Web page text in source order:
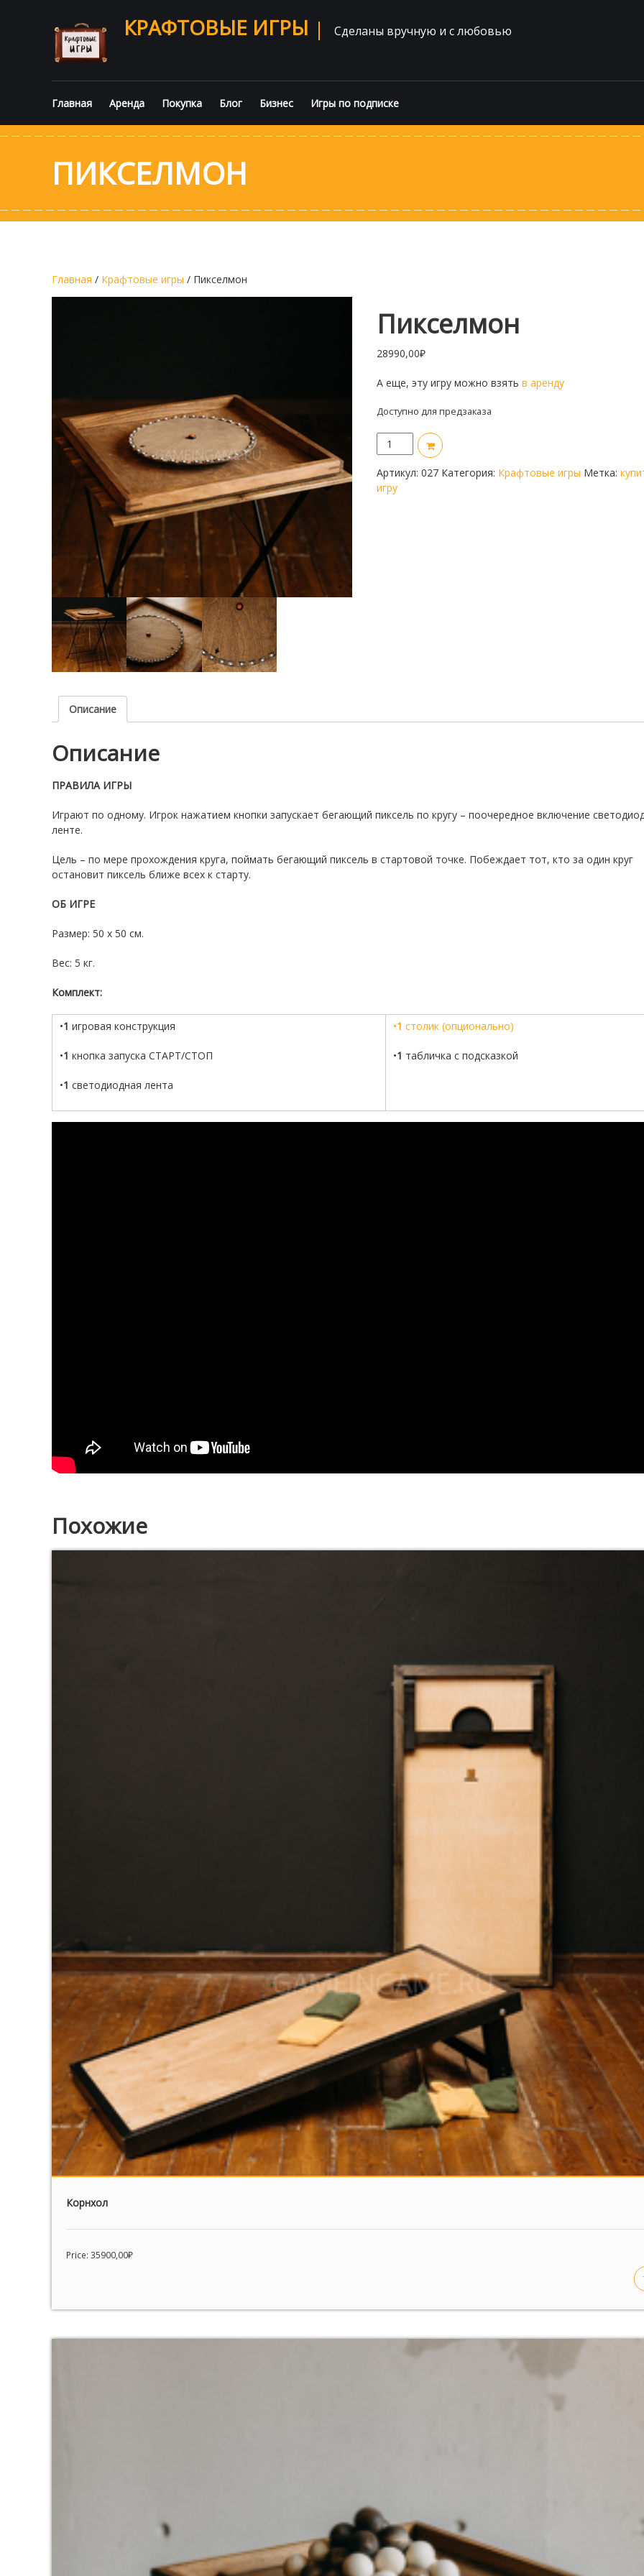
КРАФТОВЫЕ ИГРЫ Сделаны вручную и с любовью
Главная Аренда Покупка Блог Бизнес Игры по подписке
ПИКСЕЛМОН
Главная / Крафтовые игры / Пикселмон
Пикселмон
28990,00₽
А еще, эту игру можно взятьв аренду
Доступно для предзаказа
Количество
товара
Пикселмон
Артикул:027 Категория: Крафтовые игры Метка:
игру
Описание
Описание
ПРАВИЛА ИГРЫ
Играют по одному. Игрок нажатием кнопки запускает бегающий пиксель по кругу – поочередное включение
ленте.
Цель – по мере прохождения круга, поймать бегающий пиксель в стартовой точке. Побеждает тот, кто за один круг
остановит пиксель ближе всех к старту.
ОБ ИГРЕ
Размер: 50 х 50 см.
Вес: 5 кг.
Комплект:
•1 игровая конструкция
•1 кнопка запуска СТАРТ/СТОП
•1 светодиодная лента
•1 столик (опционально)
•1 табличка с подсказкой
Похожие
Корнхол
Price: 35900,00₽